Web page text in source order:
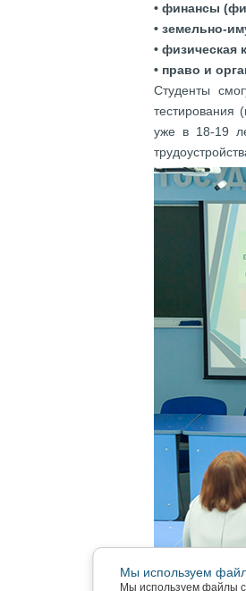
• финансы
• земельно-
• физическая
• право и
Студенты
тестирования
уже в 18-19
Прием
Мы используем
Мы используем файлы